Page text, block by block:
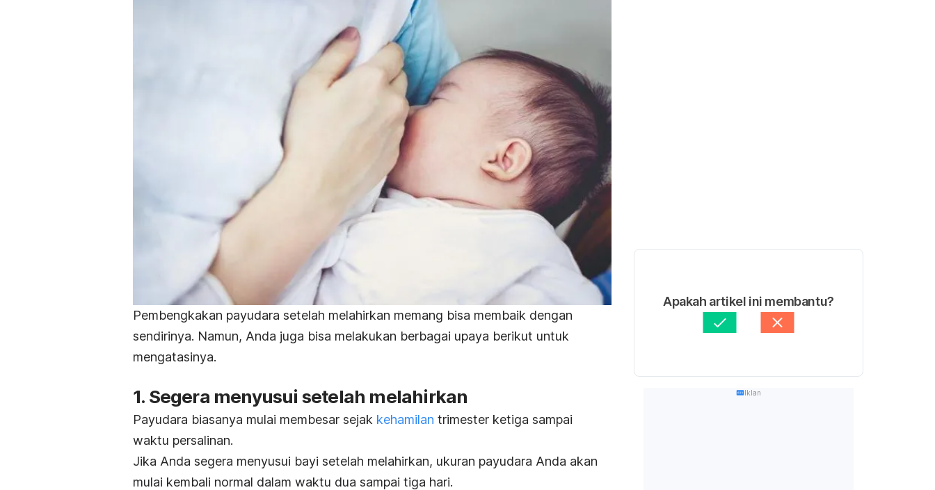
Pembengkakan payudara setelah melahirkan memang bisa membaik dengan
sendirinya. Namun, Anda juga bisa melakukan berbagai upaya berikut untuk
mengatasinya.
1. Segera menyusui setelah melahirkan
Payudara biasanya mulai membesar sejak kehamilan trimester ketiga sampai
waktu persalinan.
Jika Anda segera menyusui bayi setelah melahirkan, ukuran payudara Anda akan
mulai kembali normal dalam waktu dua sampai tiga hari.
Apakah artikel ini membantu?
Iklan